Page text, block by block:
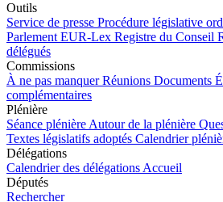
Outils
Service de presse Procédure législative
Parlement EUR-Lex Registre du Conseil
délégués
Commissions
À ne pas manquer Réunions Documents
complémentaires
Plénière
Séance plénière Autour de la plénière
Textes législatifs adoptés Calendrier
Délégations
Calendrier des délégations Accueil
Députés
Rechercher